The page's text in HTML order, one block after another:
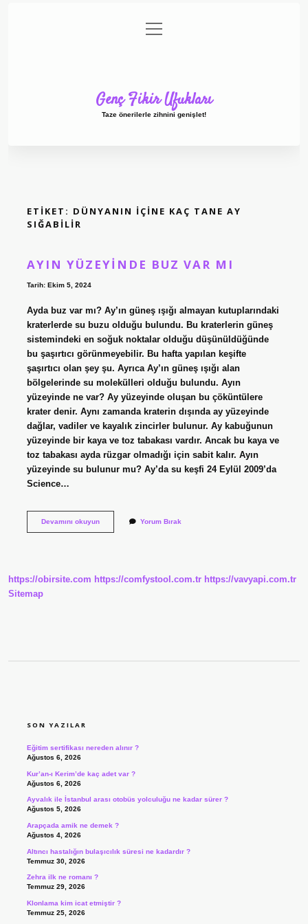
Gizlilik Politikası
menüyü
aç
Genç Fikir Ufukları
Taze önerilerle zihnini genişlet!
ETIKET: DÜNYANIN IÇINE KAÇ TANE AY
SIĞABILIR
AYIN YÜZEYINDE BUZ VAR MI
Tarih: Ekim 5, 2024
Ayda buz var mı? Ay’ın güneş ışığı almayan kutuplarındaki
kraterlerde su buzu olduğu bulundu. Bu kraterlerin güneş
sistemindeki en soğuk noktalar olduğu düşünüldüğünde
bu şaşırtıcı görünmeyebilir. Bu hafta yapılan keşifte
şaşırtıcı olan şey şu. Ayrıca Ay’ın güneş ışığı alan
bölgelerinde su molekülleri olduğu bulundu. Ayın
yüzeyinde ne var? Ay yüzeyinde oluşan bu çöküntülere
krater denir. Aynı zamanda kraterin dışında ay yüzeyinde
dağlar, vadiler ve kayalık zincirler bulunur. Ay kabuğunun
yüzeyinde bir kaya ve toz tabakası vardır. Ancak bu kaya ve
toz tabakası ayda rüzgar olmadığı için sabit kalır. Ayın
yüzeyinde su bulunur mu? Ay’da su keşfi 24 Eylül 2009’da
Science…
Devamını okuyunAyın
Yorum Bırak
https://obirsite.com https://comfystool.com.tr https://vavyapi.com.tr
Sitemap
SON YAZILAR
Eğitim sertifikası nereden alınır ?
Ağustos 6, 2026
Kur’an-ı Kerim’de kaç adet var ?
Ağustos 6, 2026
Ayvalık ile İstanbul arası otobüs yolculuğu ne kadar sürer ?
Ağustos 5, 2026
Arapçada amik ne demek ?
Ağustos 4, 2026
Altıncı hastalığın bulaşıcılık süresi ne kadardır ?
Temmuz 30, 2026
Zehra ilk ne romanı ?
Temmuz 29, 2026
Klonlama kim icat etmiştir ?
Temmuz 25, 2026